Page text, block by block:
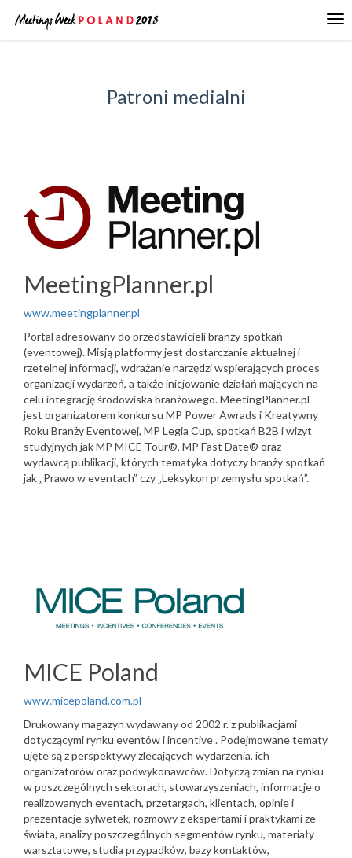
Patroni medialni
MeetingPlanner.pl
www.meetingplanner.pl
Portal adresowany do przedstawicieli branży spotkań
(eventowej). Misją platformy jest dostarczanie aktualnej i
rzetelnej informacji, wdrażanie narzędzi wspierających proces
organizacji wydarzeń, a także inicjowanie działań mających na
celu integrację środowiska branżowego. MeetingPlanner.pl
jest organizatorem konkursu MP Power Awrads i Kreatywny
Roku Branży Eventowej, MP Legia Cup, spotkań B2B i wizyt
studyjnych jak MP MICE Tour®, MP Fast Date® oraz
wydawcą publikacji, których tematyka dotyczy branży spotkań
jak „Prawo w eventach” czy „Leksykon przemysłu spotkań”.
MICE Poland
www.micepoland.com.pl
Drukowany magazyn wydawany od 2002 r. z publikacjami
dotyczącymi rynku eventów i incentive . Podejmowane tematy
ujęte są z perspektywy zlecających wydarzenia, ich
organizatorów oraz podwykonawców. Dotyczą zmian na rynku
w poszczególnych sektorach, stowarzyszeniach, informacje o
realizowanych eventach, przetargach, klientach, opinie i
prezentacje sylwetek, rozmowy z ekspertami i praktykami ze
świata, analizy poszczególnych segmentów rynku, materiały
warsztatowe, studia przypadków, bazy kontaktów,